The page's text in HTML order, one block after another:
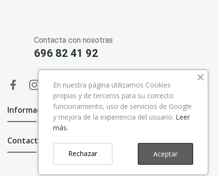
Contacta con nosotras
696 82 41 92
Información
Contacto
En nuestra página utilizamos Cookies
propias y de terceros para su correcto
funcionamiento, uso de servicios de Google
y mejora de la experiencia del usuario. Leer
más.
Aceptar
Rechazar